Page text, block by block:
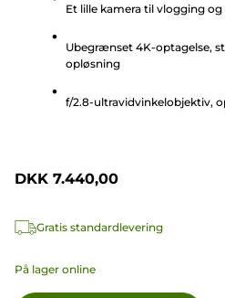
stjerner.
anmeldelser
Et lille kamera til vlogging
Ubegrænset 4K-optagelse,
opløsning
f/2.8-ultravidvinkelobjektiv,
DKK 7.440,00
Gratis standardlevering
På lager online